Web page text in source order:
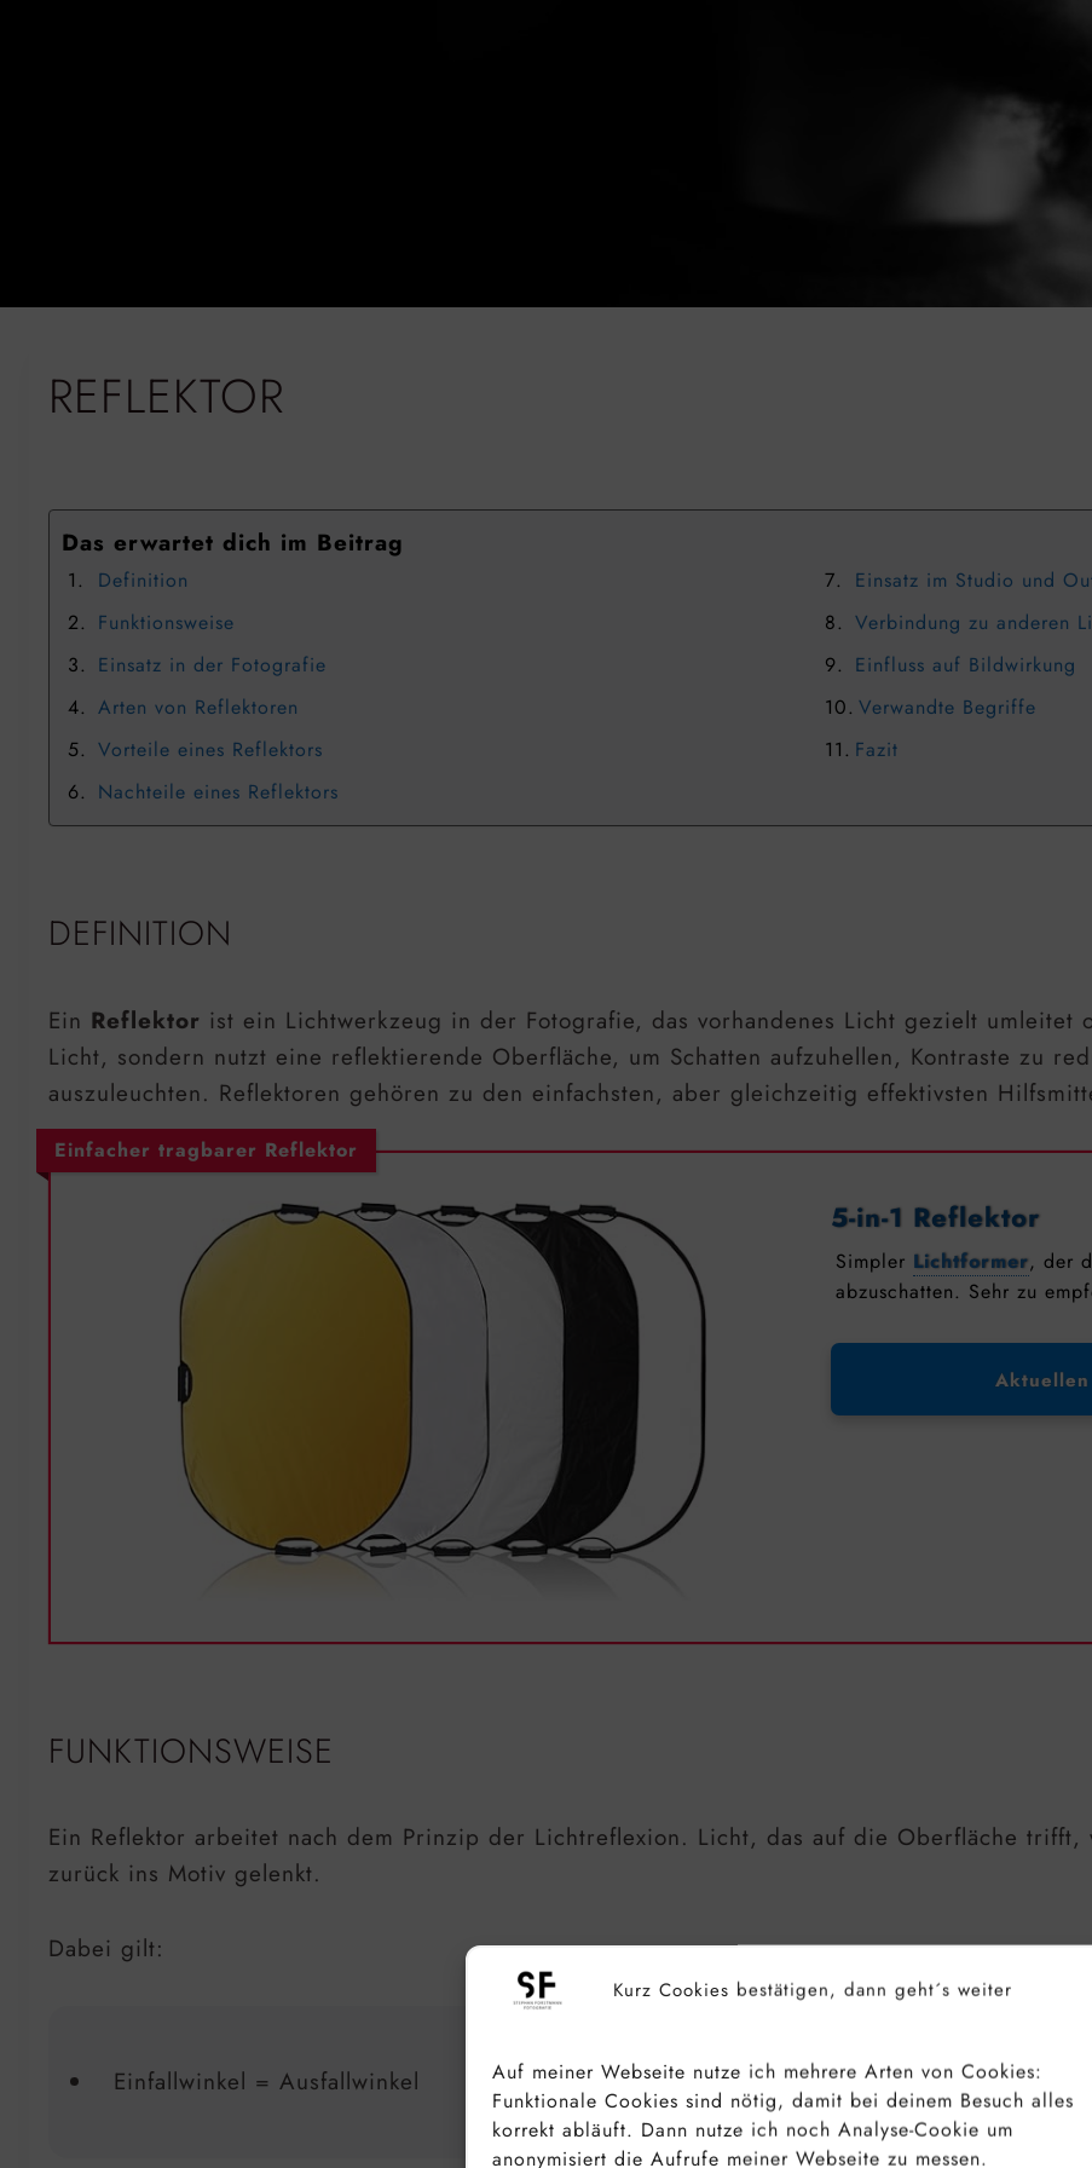
Kurz Cookies bestätigen, dann geht´s weiter
Auf meiner Webseite nutze ich mehrere Arten von Cookies:
Funktionale Cookies sind nötig, damit bei deinem Besuch alles
korrekt abläuft. Dann nutze ich noch Analyse-Cookie um
anonymisiert die Aufrufe meiner Webseite zu messen.
REFLEKTOR
Das erwartet dich im Beitrag
Definition
Funktionsweise
Einsatz in der Fotografie
Arten von Reflektoren
Vorteile eines Reflektors
Nachteile eines Reflektors
Einsatz im Studio und
Verbindung zu anderen
Einfluss auf Bildwirkung
Verwandte Begriffe
Fazit
DEFINITION
Ein Reflektor ist ein Lichtwerkzeug in der Fotografie, das vorhandenes Licht gezielt
Licht, sondern nutzt eine reflektierende Oberfläche, um Schatten aufzuhellen, Kontraste zu
auszuleuchten. Reflektoren gehören zu den einfachsten, aber gleichzeitig effektivsten
Einfacher tragbarer Reflektor
5-in-1 Reflektor
Simpler Lichtformer, der
abzuschatten. Sehr zu
Aktuellen
FUNKTIONSWEISE
Ein Reflektor arbeitet nach dem Prinzip der Lichtreflexion. Licht, das auf die Oberfläche
zurück ins Motiv gelenkt.
Dabei gilt:
Einfallwinkel = Ausfallwinkel